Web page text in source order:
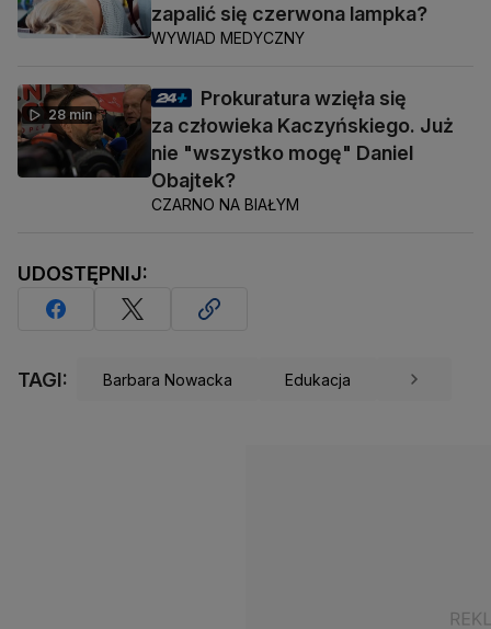
zapalić się czerwona lampka?
WYWIAD MEDYCZNY
28 min
Prokuratura wzięła się
za człowieka Kaczyńskiego. Już
nie "wszystko mogę" Daniel
Obajtek?
CZARNO NA BIAŁYM
UDOSTĘPNIJ:
TAGI: Barbara Nowacka Edukacja